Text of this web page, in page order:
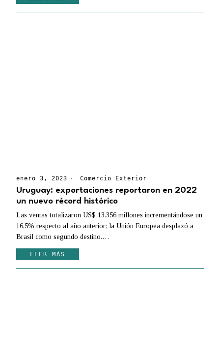
enero 3, 2023 Comercio Exterior
Uruguay: exportaciones reportaron en 2022
un nuevo récord histórico
Las ventas totalizaron US$ 13.356 millones incrementándose un
16,5% respecto al año anterior; la Unión Europea desplazó a
Brasil como segundo destino.…
LEER MÁS